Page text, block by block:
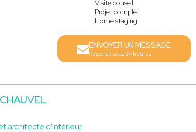
Visite conseil
Projet complet
Home staging
ENVOYER UN MESSAGE
Réponse sous 24 heures
architecte d'intérieur